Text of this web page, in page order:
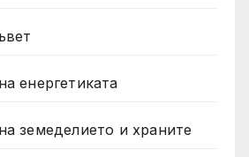
енергетиката
земеделието и храните